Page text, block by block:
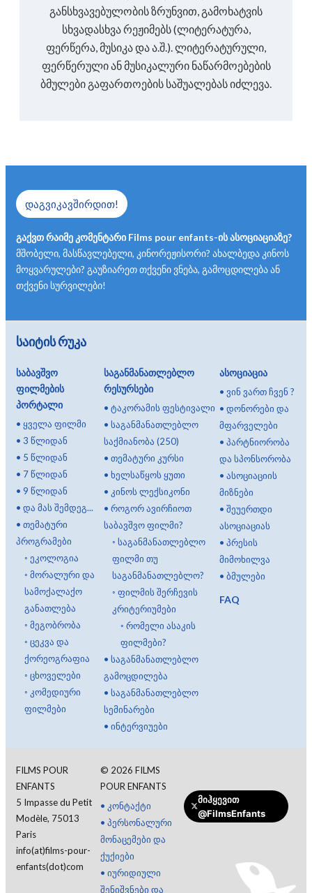
განსხვავებულობის ზრუნვით, გამოხატვის
სხვადასხვა რეჟიმებს (ლიტერატურა,
ფერწერა, მუსიკა და ა.შ.). ლიტერატურული,
ფერწერული ან მუსიკალური ნაწარმოებების
ბმულები გაფართოების საშუალებას იძლევა.
დაგვიკავშირდით!
გაქვთ რაიმე კომენტარი Films pour enfants-ის ასოციაციაზე?
მშობელი, მასწავლებელი, კინორეჟისორი? ახალბედა კინოს
მოყვარულები? გაუზიარეთ თქვენი ვნება, გამოცდილება ან
თქვენი სურვილები!
საიტის რუკა
საბავშვო
ფილმების
პორტალი
• ყველა ფილმი
• 3 წლიდან
• 5 წლიდან
• 7 წლიდან
• 9 წლიდან
• და მას შემდეგ...
• თემატური
პროგრამები
◦ ეკოლოგია
◦ მორალური და
სამოქალაქო
განათლება
◦ მეგობრობა
◦ ცეკვა და
ქორეოგრაფია
◦ ცხოველები
◦ კომედიური
ფილმები
საგანმანათლებლო
რესურსები
• ტაკორამის ფესტივალი
• საგანმანათლებლო
საქმიანობა (250)
• თემატური კურსი
• ხელსაწყოს ყუთი
• კინოს ლექსიკონი
• როგორ ავირჩიოთ
საბავშვო ფილმი?
◦ საგანმანათლებლო
ფილმი თუ
საგანმანათლებლო?
◦ ფილმის შერჩევის
კრიტერიუმები
◦ რომელი ასაკის
ფილმები?
• საგანმანათლებლო
გამოცდილება
• საგანმანათლებლო
სემინარები
• ინტერვიუები
ასოციაცია
• ვინ ვართ ჩვენ ?
•დონორები და
მფარველები
•პარტნიორობა
და სპონსორობა
•ასოციაციის
მიზნები
•შეუერთდი
ასოციაციას
•პრესის
მიმოხილვა
•ბმულები
FAQ
FILMS POUR
ENFANTS
5 Impasse du Petit
Modèle, 75013
Paris
info(at)films-pour-
enfants(dot)com
© 2026 FILMS
POUR ENFANTS
• კონტაქტი
• პერსონალური
მონაცემები და
ქუქიები
• იურიდიული
შენიშვნები და
მიჰყევით
@FilmsEnfants